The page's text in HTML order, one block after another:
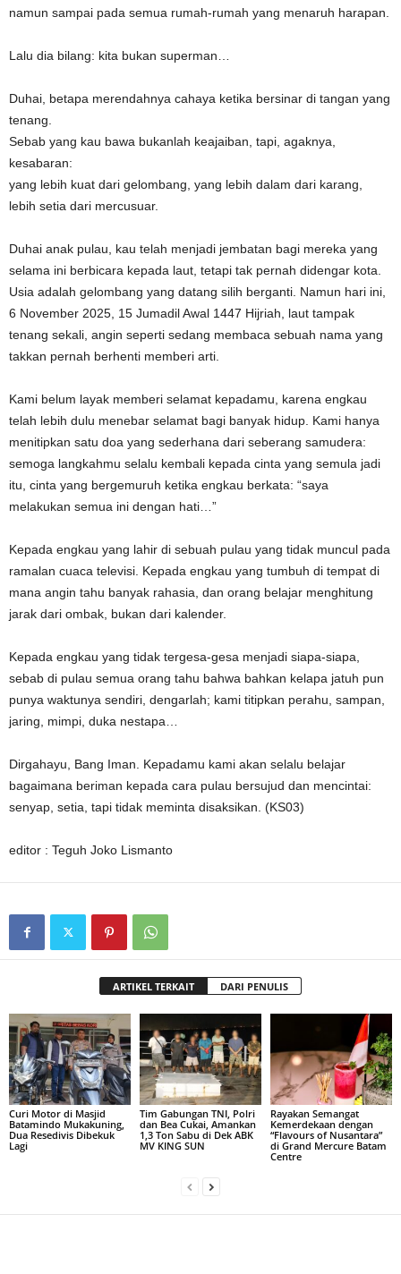
namun sampai pada semua rumah-rumah yang menaruh harapan.
Lalu dia bilang: kita bukan superman…
Duhai, betapa merendahnya cahaya ketika bersinar di tangan yang
tenang.
Sebab yang kau bawa bukanlah keajaiban, tapi, agaknya,
kesabaran:
yang lebih kuat dari gelombang, yang lebih dalam dari karang,
lebih setia dari mercusuar.
Duhai anak pulau, kau telah menjadi jembatan bagi mereka yang
selama ini berbicara kepada laut, tetapi tak pernah didengar kota.
Usia adalah gelombang yang datang silih berganti. Namun hari ini,
6 November 2025, 15 Jumadil Awal 1447 Hijriah, laut tampak
tenang sekali, angin seperti sedang membaca sebuah nama yang
takkan pernah berhenti memberi arti.
Kami belum layak memberi selamat kepadamu, karena engkau
telah lebih dulu menebar selamat bagi banyak hidup. Kami hanya
menitipkan satu doa yang sederhana dari seberang samudera:
semoga langkahmu selalu kembali kepada cinta yang semula jadi
itu, cinta yang bergemuruh ketika engkau berkata: “saya
melakukan semua ini dengan hati…”
Kepada engkau yang lahir di sebuah pulau yang tidak muncul pada
ramalan cuaca televisi. Kepada engkau yang tumbuh di tempat di
mana angin tahu banyak rahasia, dan orang belajar menghitung
jarak dari ombak, bukan dari kalender.
Kepada engkau yang tidak tergesa-gesa menjadi siapa-siapa,
sebab di pulau semua orang tahu bahwa bahkan kelapa jatuh pun
punya waktunya sendiri, dengarlah; kami titipkan perahu, sampan,
jaring, mimpi, duka nestapa…
Dirgahayu, Bang Iman. Kepadamu kami akan selalu belajar
bagaimana beriman kepada cara pulau bersujud dan mencintai:
senyap, setia, tapi tidak meminta disaksikan. (KS03)
editor : Teguh Joko Lismanto
ARTIKEL TERKAIT DARI PENULIS
Curi Motor di Masjid
Batamindo Mukakuning,
Dua Resedivis Dibekuk
Lagi
Tim Gabungan TNI, Polri
dan Bea Cukai, Amankan
1,3 Ton Sabu di Dek ABK
MV KING SUN
Rayakan Semangat
Kemerdekaan dengan
“Flavours of Nusantara”
di Grand Mercure Batam
Centre